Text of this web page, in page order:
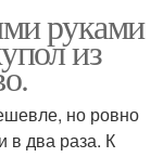
руками
из
но ровно
в два раза. К